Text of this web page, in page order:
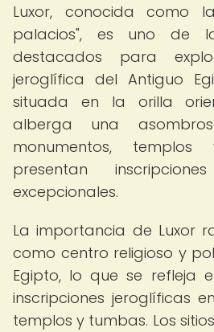
Luxor, conocida como
palacios", es uno de
destacados para
jeroglífica del Antiguo
situada en la orilla
alberga una
monumentos,
presentan
excepcionales.
La importancia de Luxor
como centro religioso y
Egipto, lo que se refleja
inscripciones jeroglíficas
templos y tumbas. Los